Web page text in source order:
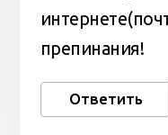
препинания!
Ответить